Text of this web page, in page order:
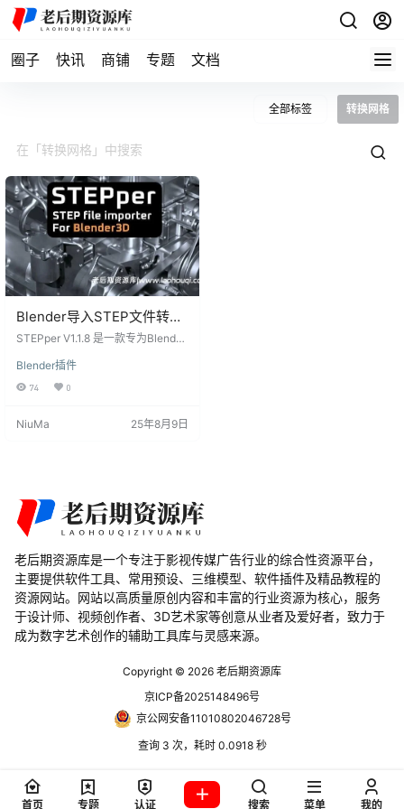
圈子 快讯 商铺 专题 文档
全部标签 转换网格
Blender导入STEP文件转换
网格插件 STEPper V1.1.8
STEPper V1.1.8 是一款专为Blender
件。该插件将STEP文件转换成网
格，并且生成的网格是底层表面的
件：支持将STEP文件直接导入到Bl
构建法线…
Blender插件
74 0
NiuMa 25年8月9日
老后期资源库是一个专注于影视传媒广告行业的综合性资源平台，
主要提供软件工具、常用预设、三维模型、软件插件及精品教程的
资源网站。网站以高质量原创内容和丰富的行业资源为核心，服务
于设计师、视频创作者、3D艺术家等创意从业者及爱好者，致力于
成为数字艺术创作的辅助工具库与灵感来源。
Copyright © 2026 老后期资源库
京ICP备2025148496号
京公网安备11010802046728号
查询 3 次，耗时 0.0918 秒
首页 专题 认证 搜索 菜单 我的